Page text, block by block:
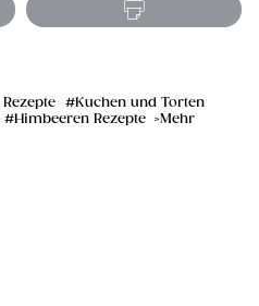
Kuchen und Torten
Himbeeren Rezepte Mehr